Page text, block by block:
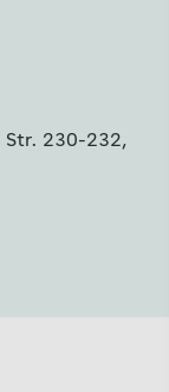
Str. 230-232,